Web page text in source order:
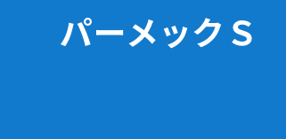
パーメックＳ